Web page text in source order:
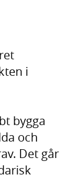
i
bygga
och
Det går